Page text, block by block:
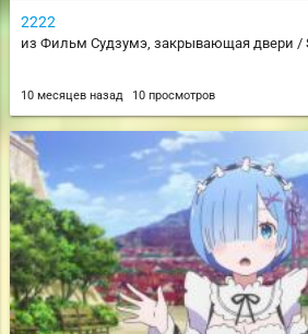
2222
из Фильм Судзумэ, закрывающая двери /
10 месяцев назад 10 просмотров